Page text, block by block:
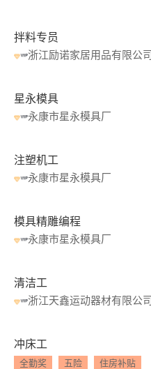
拌料专员
浙江励诺家居用品有限公司
星永模具
永康市星永模具厂
注塑机工
永康市星永模具厂
模具精雕编程
永康市星永模具厂
清洁工
浙江天鑫运动器材有限公司
冲床工
全勤奖 五险 住房补贴